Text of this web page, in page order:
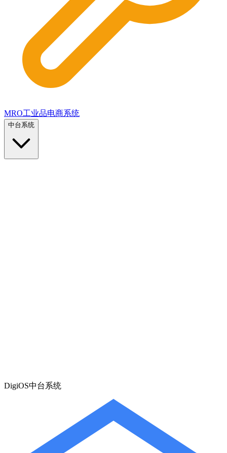
MRO工业品电商系统
中台系统
DigiOS中台系统